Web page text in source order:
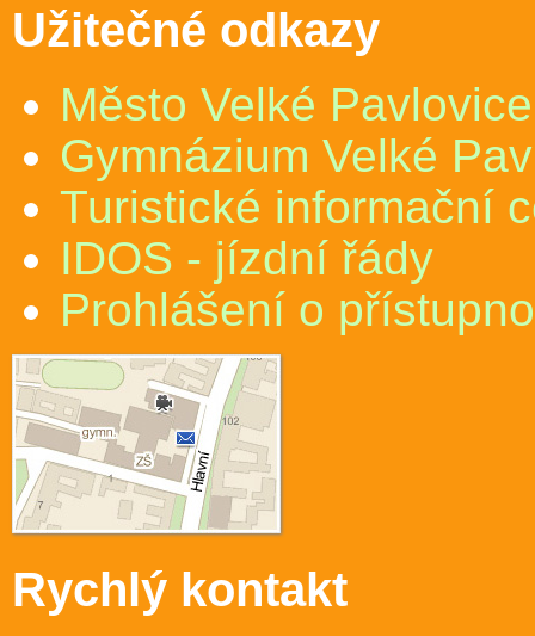
Užitečné odkazy
Město Velké Pavlovice
Gymnázium Velké
Turistické informační
IDOS - jízdní řády
Prohlášení o
Rychlý kontakt